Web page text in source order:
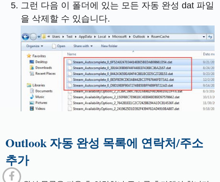
그런 다음 이 폴더에 있는 모든 자동 완성 dat 파일
을 삭제할 수 있습니다.
Outlook 자동 완성 목록에 연락처/주소
추가